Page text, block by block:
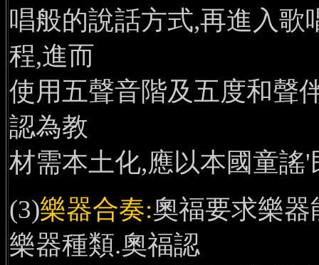
唱般的說話方式,再進入歌
程,進而
使用五聲音階及五度和聲
認為教
材需本土化,應以本國童謠
(3)樂器合奏:奧福要求樂
樂器種類.奧福認